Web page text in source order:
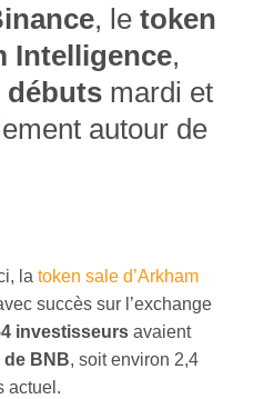
, le token
Intelligence,
débuts mardi et
autour de
la token sale d’Arkham
succès sur l’exchange
investisseurs avaient
de BNB, soit environ 2,4
actuel.